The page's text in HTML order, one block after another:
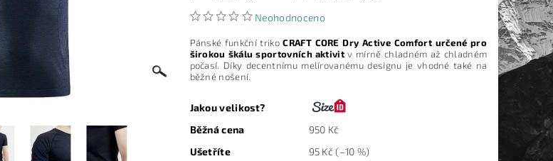
Neohodnoceno
Pánské funkční trikoCRAFT CORE Dry Active Comfort určené pro
širokou škálu sportovních aktivit v mírně chladném až chladném
počasí. Díky decentnímu melírovanému designu je vhodné také na
běžné nošení.
Jakou velikost?
Běžná cena
950 Kč
Ušetříte
95 Kč(–10 %)